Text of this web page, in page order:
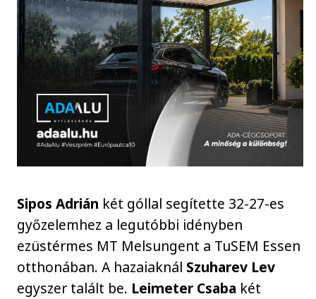
Sipos Adrián két góllal segítette 32-27-es
győzelemhez a legutóbbi idényben
ezüstérmes MT Melsungent a TuSEM Essen
otthonában. A hazaiaknál Szuharev Lev
egyszer talált be. Leimeter Csaba két